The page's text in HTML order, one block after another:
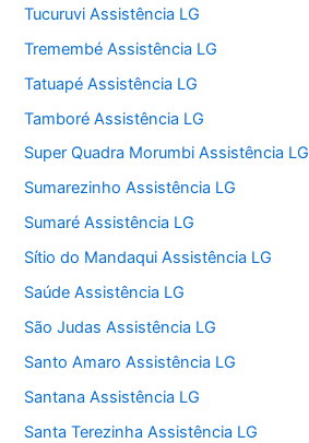
Tucuruvi Assistência LG
Tremembé Assistência LG
Tatuapé Assistência LG
Tamboré Assistência LG
Super Quadra Morumbi Assistência LG
Sumarezinho Assistência LG
Sumaré Assistência LG
Sítio do Mandaqui Assistência LG
Saúde Assistência LG
São Judas Assistência LG
Santo Amaro Assistência LG
Santana Assistência LG
Santa Terezinha Assistência LG